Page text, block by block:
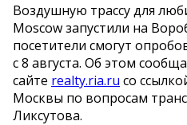
Воздушную трассу для
Moscow запустили на
посетители смогут
с 8 августа. Об этом
сайте realty.ria.ru со
Москвы по вопросам
Ликсутова.